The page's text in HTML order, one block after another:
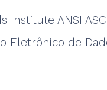
ANSI
Eletrônico de